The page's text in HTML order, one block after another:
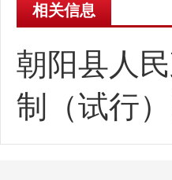
相关信息
朝阳县人
制（试行